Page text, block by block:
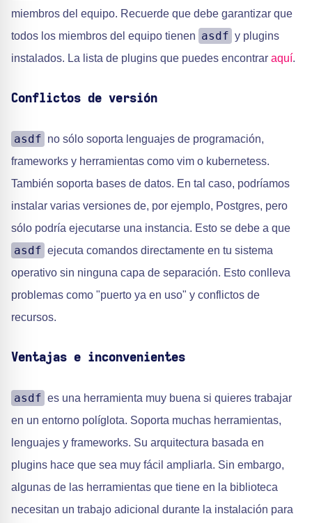
miembros del equipo. Recuerde que debe garantizar que
todos los miembros del equipo tienen asdf y plugins
instalados. La lista de plugins que puedes encontrar aquí.
Conflictos de versión
asdf no sólo soporta lenguajes de programación,
frameworks y herramientas como vim o kubernetess.
También soporta bases de datos. En tal caso, podríamos
instalar varias versiones de, por ejemplo, Postgres, pero
sólo podría ejecutarse una instancia. Esto se debe a que
asdf ejecuta comandos directamente en tu sistema
operativo sin ninguna capa de separación. Esto conlleva
problemas como "puerto ya en uso" y conflictos de
recursos.
Ventajas e inconvenientes
asdf es una herramienta muy buena si quieres trabajar
en un entorno políglota. Soporta muchas herramientas,
lenguajes y frameworks. Su arquitectura basada en
plugins hace que sea muy fácil ampliarla. Sin embargo,
algunas de las herramientas que tiene en la biblioteca
necesitan un trabajo adicional durante la instalación para